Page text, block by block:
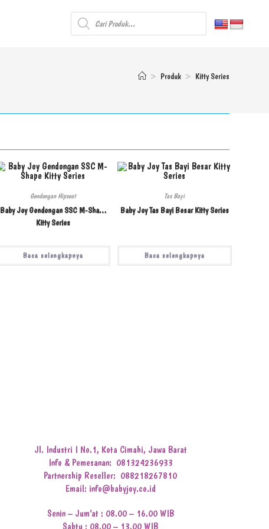
> Produk > Kitty Series
Gendongan Hipseat
Baby Joy Gendongan SSC M-Shape
Kitty Series
Baca selengkapnya
Tas Bayi
Baby Joy Tas Bayi Besar Kitty Series
Baca selengkapnya
Jl. Industri I No.1, Kota Cimahi, Jawa Barat
Info & Pemesanan: 081324236933
Partnership Reseller: 088218267810
Email: info@babyjoy.co.id
Senin – Jum’at : 08.00 – 16.00 WIB
Sabtu : 08.00 – 13.00 WIB